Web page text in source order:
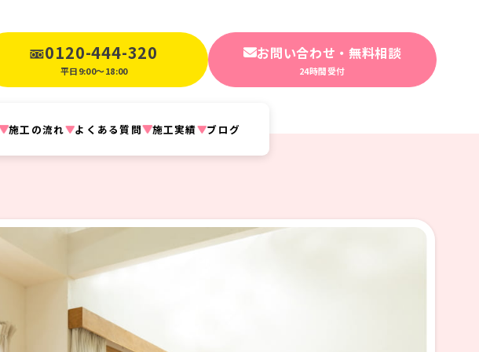
0120-444-320
平日9:00〜18:00
お問い合わせ・無料相談
24時間受付
施工の流れ よくある質問 施工実績 ブログ